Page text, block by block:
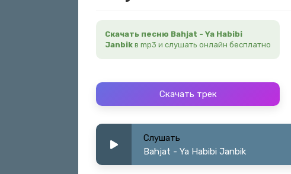
Скачать песню Bahjat - Ya Habibi
Janbik в mp3 и слушать онлайн бесплатно
Скачать трек
Слушать
Bahjat - Ya Habibi Janbik